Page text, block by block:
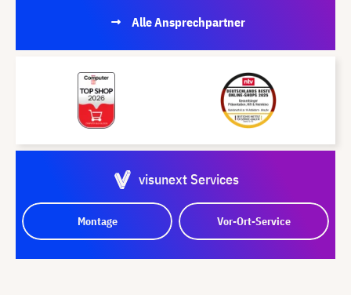
Alle Ansprechpartner
visunext Services
Montage Vor-Ort-Service